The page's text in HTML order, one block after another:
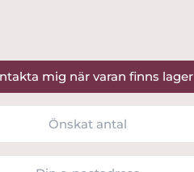
mig när varan finns lager